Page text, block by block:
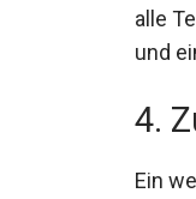
alle
und
4.
Ein